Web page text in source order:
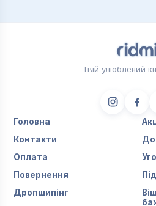
Твій улюблений
Головна
Контакти
Оплата
Повернення
Дропшипінг